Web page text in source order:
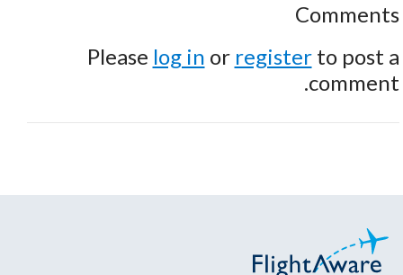
Comments
Please log in or registerto post a
comment.